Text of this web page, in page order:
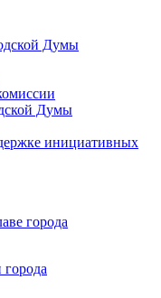
Думы
Думы
инициативных
города